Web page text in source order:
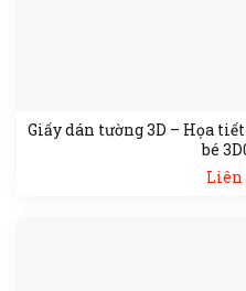
Giấy dán tường 3D – Họa
bé
Liên